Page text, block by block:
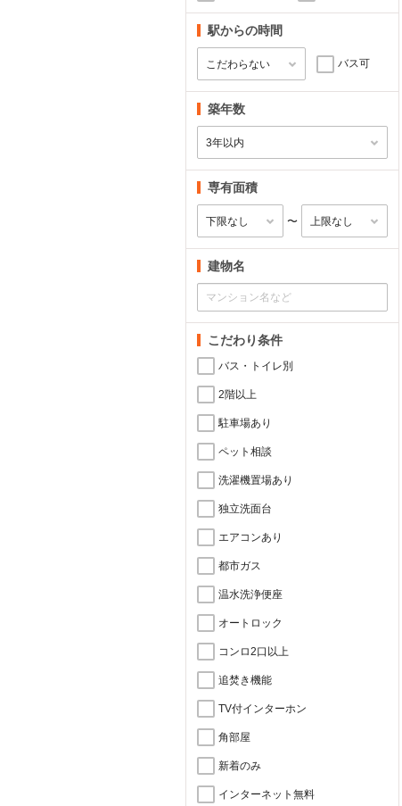
駅からの時間
バス可
築年数
専有面積
〜
建物名
こだわり条件
バス・トイレ別
2階以上
駐車場あり
ペット相談
洗濯機置場あり
独立洗面台
エアコンあり
都市ガス
温水洗浄便座
オートロック
コンロ2口以上
追焚き機能
TV付インターホン
角部屋
新着のみ
インターネット無料